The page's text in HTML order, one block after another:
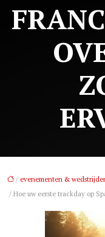
/ evenementen &
/ Hoe uw eerste trackday op